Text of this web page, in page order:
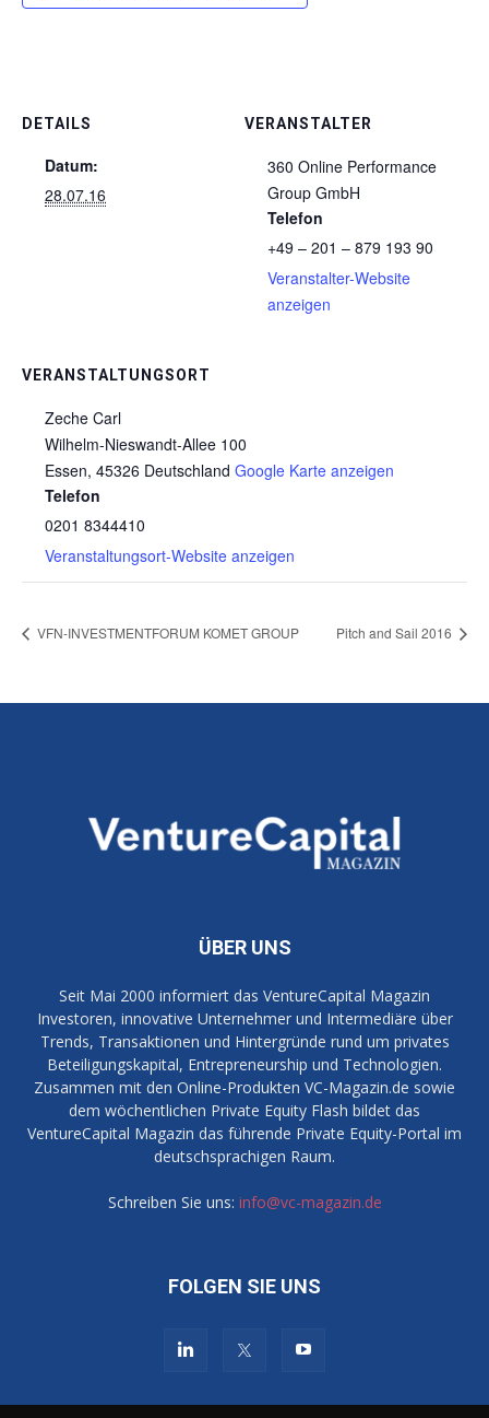
DETAILS
Datum:
28.07.16
VERANSTALTUNGSORT
Zeche Carl
Wilhelm-Nieswandt-Allee 100
Essen, 45326 Deutschland Google Karte anzeigen
Telefon
0201 8344410
Veranstaltungsort-Website anzeigen
VERANSTALTER
360 Online Performance
Group GmbH
Telefon
+49 – 201 – 879 193 90
Veranstalter-Website
anzeigen
VFN-INVESTMENTFORUM KOMET GROUP Pitch and Sail 2016
ÜBER UNS
Seit Mai 2000 informiert das VentureCapital Magazin
Investoren, innovative Unternehmer und Intermediäre über
Trends, Transaktionen und Hintergründe rund um privates
Beteiligungskapital, Entrepreneurship und Technologien.
Zusammen mit den Online-Produkten VC-Magazin.de sowie
dem wöchentlichen Private Equity Flash bildet das
VentureCapital Magazin das führende Private Equity-Portal im
deutschsprachigen Raum.
Schreiben Sie uns: info@vc-magazin.de
FOLGEN SIE UNS